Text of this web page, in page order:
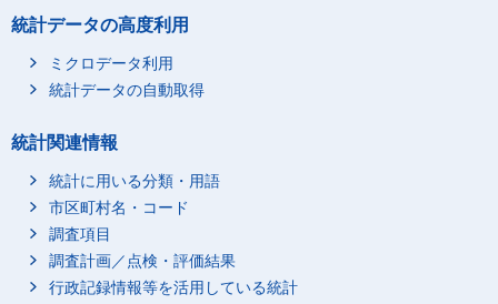
統計データの高度利用
ミクロデータ利用
統計データの自動取得
統計関連情報
統計に用いる分類・用語
市区町村名・コード
調査項目
調査計画／点検・評価結果
行政記録情報等を活用している統計